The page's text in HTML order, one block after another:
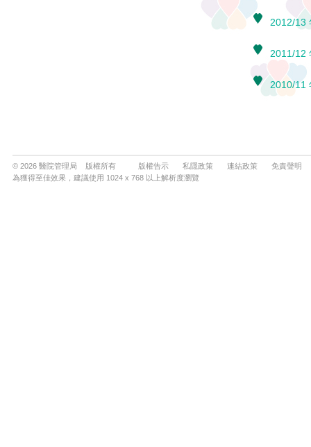
© 2026 醫院管理局 版權所有 版權告示 私隱政策 連結政策
免責聲明
為獲得至佳效果，建議使用 1024 x 768 以上解析度瀏覽